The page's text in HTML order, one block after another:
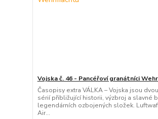
Vojska č. 46 - Pancéřoví granátníci
Časopisy extra VÁLKA – Vojska jsou
sérií přibližující historii, výzbroj a slavné
legendárních ozbojených složek.
Air...